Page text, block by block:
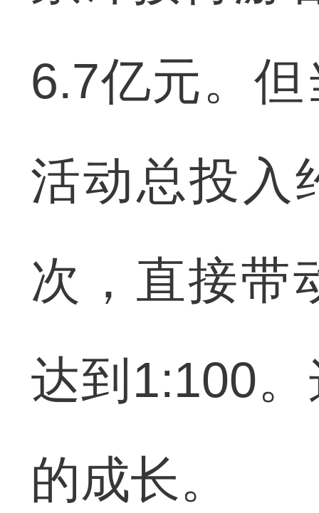
6.7亿元。
活动总投入
次，直接带
达到1:100
的成长。